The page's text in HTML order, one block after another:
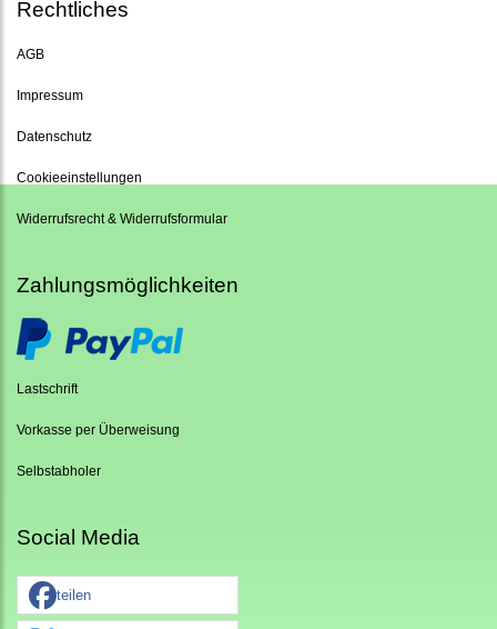
Rechtliches
AGB
Impressum
Datenschutz
Cookieeinstellungen
Widerrufsrecht & Widerrufsformular
Zahlungsmöglichkeiten
Lastschrift
Vorkasse per Überweisung
Selbstabholer
Social Media
teilen